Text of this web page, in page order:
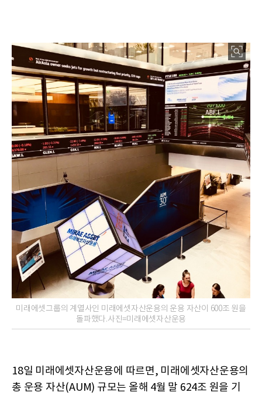
미래에셋그룹의 계열사인 미래에셋자산운용의 운용 자산이 600조 원을
돌파했다.사진=미래에셋자산운용
18일 미래에셋자산운용에 따르면, 미래에셋자산운용의
총 운용 자산(AUM) 규모는 올해 4월 말 624조 원을 기